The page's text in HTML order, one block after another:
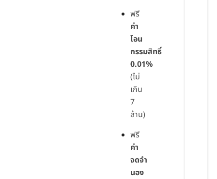
ฟรี
ค่า
โอน
กรรมสิทธิ์
0.01%
(ไม่
เกิน
7
ล้าน)
ฟรี
ค่า
จดจำ
นอง